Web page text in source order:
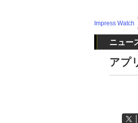
Impress Watch
ニュー
アプ